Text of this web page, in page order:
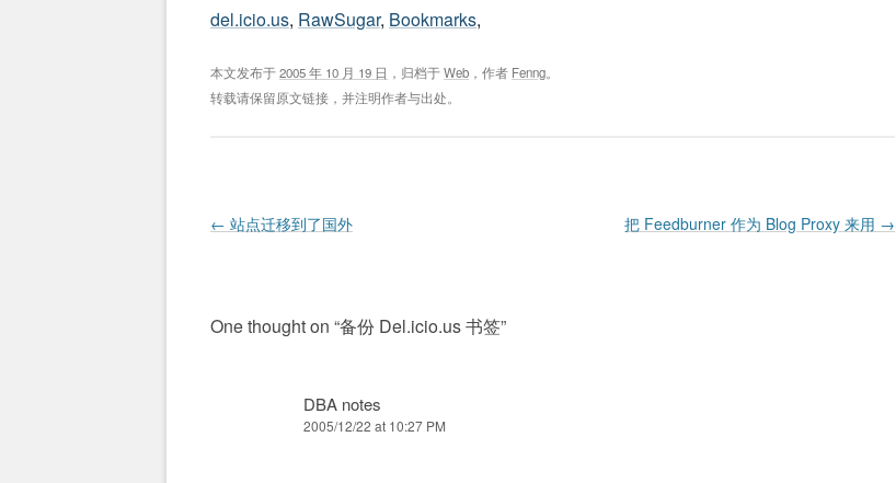
del.icio.us, RawSugar, Bookmarks,
本文发布于2005 年 10 月 19 日 ，归档于Web ，作者 Fenng。
转载请保留原文链接，并注明作者与出处。
Post navigation
← 站点迁移到了国外 把 Feedburner 作为 Blog Proxy 来用 →
One thought on “备份 Del.icio.us 书签”
DBA notes
2005/12/22 at 10:27 PM